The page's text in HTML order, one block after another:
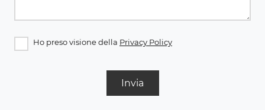
Ho preso visione della Privacy Policy
Invia